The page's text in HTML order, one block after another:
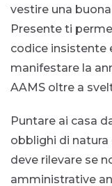
vestire una
Presente ti
codice insistente
manifestare la
AAMS oltre a
Puntare ai casa
obblighi di
deve rilevare se
amministrative